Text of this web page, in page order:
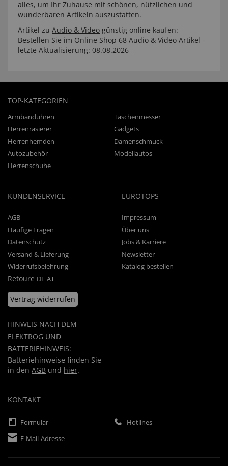
alles, um Ihr Zuhause mit schönen, nützlichen und
wunderbaren Artikeln auszustatten.
Artikel zu Audio & Video günstig online kaufen:
Bestellen Sie im Online Shop 68 Audio & Video Artikel -
letzte Aktualisierung: 08.08.2026
TOP-KATEGORIEN
Armbanduhren
Taschenmesser
Herrenrasierer
Gadgets
Herrenhemden
Damenschmuck
Autozubehör
Modellautos
Herrenschuhe
KUNDENSERVICE
AGB
Häufige Fragen
Datenschutz
Versand & Lieferung
Widerrufsbelehrung
Retoure DE AT
Vertrag widerrufen
HINWEIS NACH DEM
ELEKTROG UND
BATTERIEHINWEIS:
Batteriehinweise finden Sie
in den AGB und hier.
EUROTOPS
Impressum
Über uns
Jobs & Karriere
Newsletter
Katalog bestellen
KONTAKT
Formular
Hotlines
E-Mail-Adresse